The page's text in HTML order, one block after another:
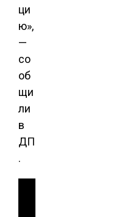
ци
ю»,
—
со
об
щи
ли
в
ДП
.